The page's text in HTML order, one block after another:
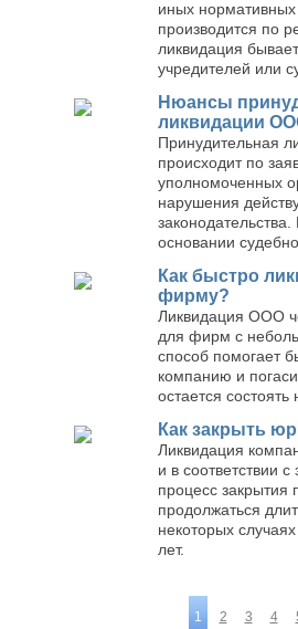
иных
производится по
ликвидация
учредителей или
Нюансы
ликвидации
Принудительная
происходит по
уполномоченных
нарушения
основании
Как быстро
фирму?
Ликвидация ООО
для фирм с
способ помогает
компанию и
остается состоять
Как закрыть
Ликвидация
и в соответствии
процесс закрытия
продолжаться
некоторых
лет.
1 2 3 4